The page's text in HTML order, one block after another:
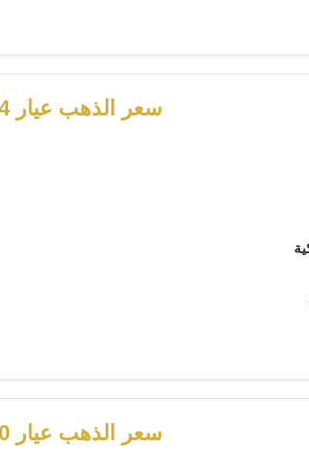
سعر الذهب عيار 14
سعر الذهب عيار 10